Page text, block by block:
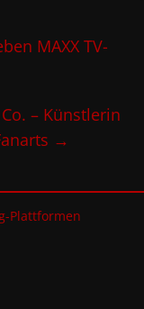
MAXX TV-
– Künstlerin
→
Plattformen